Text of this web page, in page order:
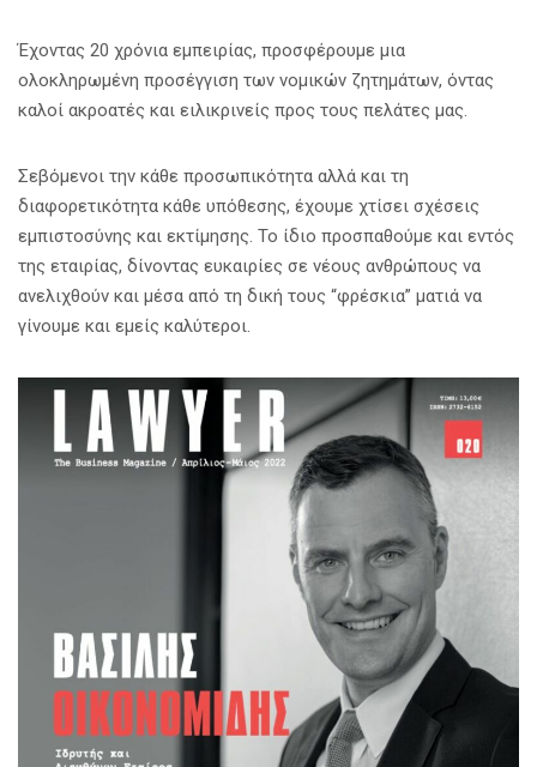
Έχοντας 20 χρόνια εμπειρίας, προσφέρουμε μια
ολοκληρωμένη προσέγγιση των νομικών ζητημάτων, όντας
καλοί ακροατές και ειλικρινείς προς τους πελάτες μας.
Σεβόμενοι την κάθε προσωπικότητα αλλά και τη
διαφορετικότητα κάθε υπόθεσης, έχουμε χτίσει σχέσεις
εμπιστοσύνης και εκτίμησης. Το ίδιο προσπαθούμε και εντός
της εταιρίας, δίνοντας ευκαιρίες σε νέους ανθρώπους να
ανελιχθούν και μέσα από τη δική τους “φρέσκια” ματιά να
γίνουμε και εμείς καλύτεροι.